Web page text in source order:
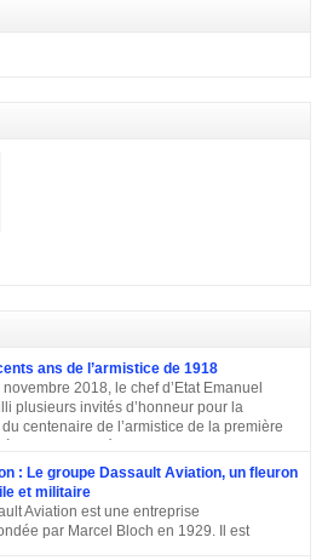
ans de l’armistice de 1918
2018, le chef d’Etat Emanuel
plusieurs invités d’honneur pour la
centenaire de l’armistice de la première
Paris.A L’Elysée, environ 70 chefs d’Etats
des cents ans de l’armistice de 1918.
les célébrations se sont poursuivies par
triomphe et un discours du président
: Le groupe Dassault Aviation, un fleuron
et militaire
Aviation est une entreprise
par Marcel Bloch en 1929. Il est